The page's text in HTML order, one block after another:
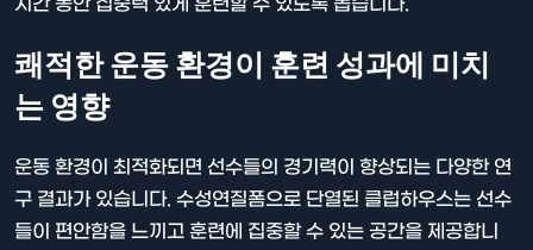
쾌적한 운동 환경이 훈련 성과에 미치
는 영향
운동 환경이 최적화되면 선수들의 경기력이 향상되는 다양한 연
구 결과가 있습니다. 수성연질폼으로 단열된 클럽하우스는 선수
들이 편안함을 느끼고 훈련에 집중할 수 있는 공간을 제공합니